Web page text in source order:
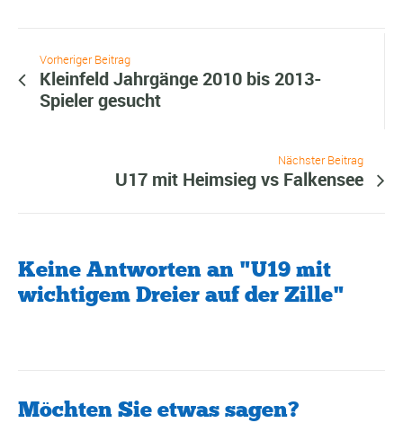
Vorheriger Beitrag
Kleinfeld Jahrgänge 2010 bis 2013-
Spieler gesucht
Nächster Beitrag
U17 mit Heimsieg vs Falkensee
Keine Antworten an "U19 mit
wichtigem Dreier auf der Zille"
Möchten Sie etwas sagen?